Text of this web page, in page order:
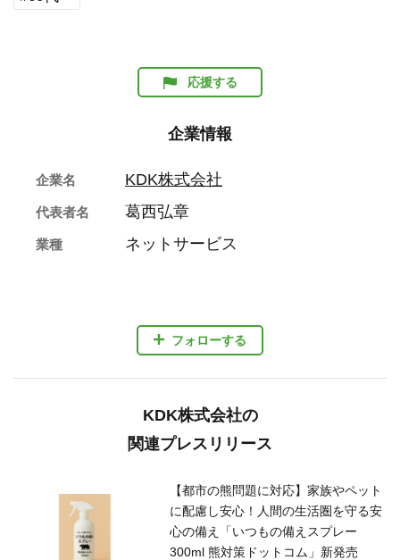
応援する
企業情報
フォローする
企業名 KDK株式会社
代表者名 葛西弘章
業種 ネットサービス
KDK株式会社の
関連プレスリリース
【都市の熊問題に対応】家族やペット
に配慮し安心！人間の生活圏を守る安
心の備え「いつもの備えスプレー
300ml 熊対策ドットコム」新発売